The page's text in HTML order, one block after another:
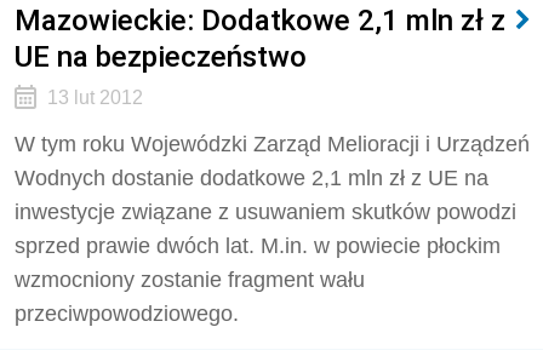
Mazowieckie: Dodatkowe 2,1 mln zł z
UE na bezpieczeństwo
13 lut 2012
W tym roku Wojewódzki Zarząd Melioracji i Urządzeń
Wodnych dostanie dodatkowe 2,1 mln zł z UE na
inwestycje związane z usuwaniem skutków powodzi
sprzed prawie dwóch lat. M.in. w powiecie płockim
wzmocniony zostanie fragment wału
przeciwpowodziowego.